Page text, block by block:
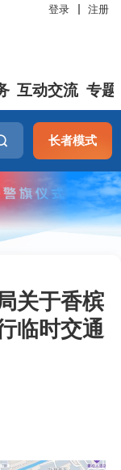
登录 注册
互动交流 专题
长者模式
关于香槟
临时交通